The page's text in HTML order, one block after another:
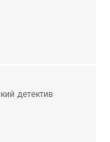
детектив